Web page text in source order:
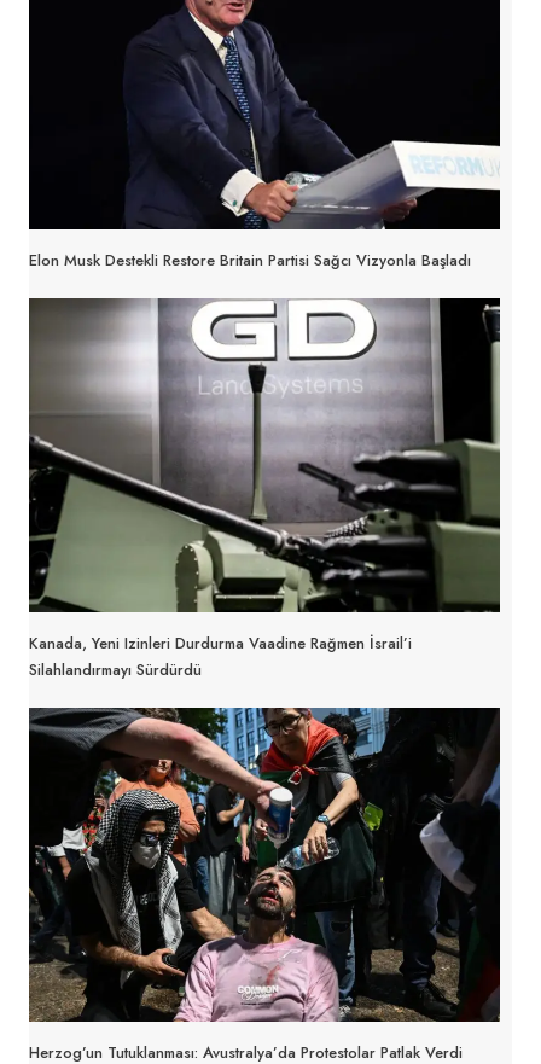
Elon Musk Destekli Restore Britain Partisi Sağcı Vizyonla Başladı
Kanada, Yeni Izinleri Durdurma Vaadine Rağmen İsrail’i
Silahlandırmayı Sürdürdü
Herzog’un Tutuklanması: Avustralya’da Protestolar Patlak Verdi